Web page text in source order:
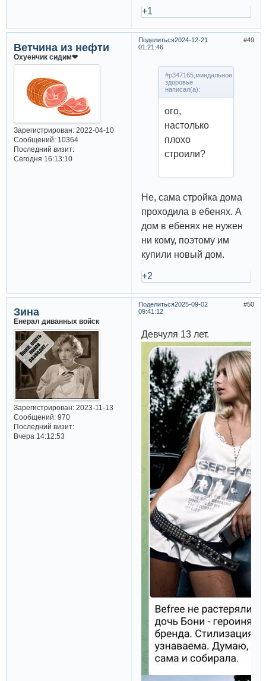
+1
Поделиться 49
2024-12-21
01:21:46
Ветчина из нефти
Охуенчик сидим❤
Зарегистрирован: 2022-04-10
Сообщений:10364
Последний визит:
Сегодня 16:13:10
#p347165,миндальное
здоровье
написал(а):
ого,
настолько
плохо
строили?
Не, сама стройка дома
проходила в ебенях. А
дом в ебенях не нужен
ни кому, поэтому им
купили новый дом.
+2
Поделиться 50
2025-09-02
09:41:12
Зина
Енерал диванных войск
Зарегистрирован: 2023-11-13
Сообщений:970
Последний визит:
Вчера 14:12:53
Девчуля 13 лет.